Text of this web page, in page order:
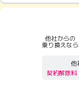
他社からの
乗り換えなら
他
契約解除料